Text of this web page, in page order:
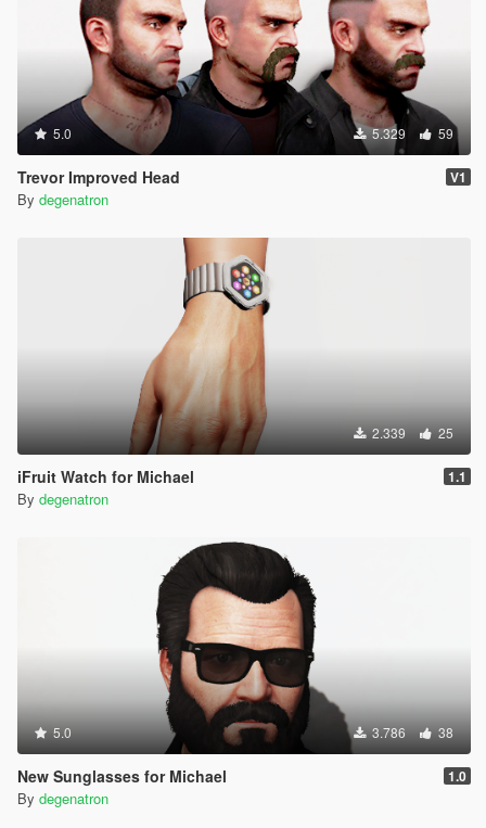
5.0 5.329 59
Trevor Improved Head V1
By degenatron
2.339 25
iFruit Watch for Michael 1.1
By degenatron
5.0 3.786 38
New Sunglasses for Michael 1.0
By degenatron